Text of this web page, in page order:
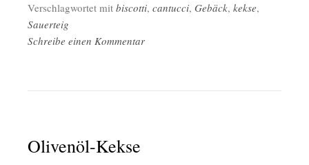
Verschlagwortet mit biscotti, cantucci, Gebäck, kekse,
Sauerteig
Schreibe einen Kommentar
Olivenöl-Kekse